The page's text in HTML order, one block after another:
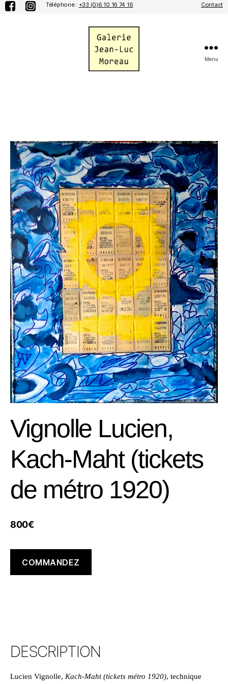
Téléphone : +33 (0)6 10 16 74 16 Contact
Menu
Vignolle Lucien,
Kach-Maht (tickets
de métro 1920)
800€
COMMANDEZ
DESCRIPTION
Lucien Vignolle, Kach-Maht (tickets métro 1920), technique